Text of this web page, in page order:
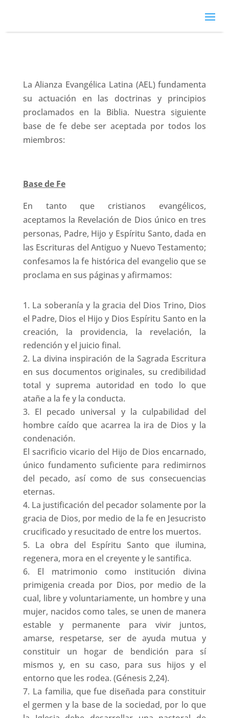
La Alianza Evangélica Latina (AEL) fundamenta
su actuación en las doctrinas y principios
proclamados en la Biblia. Nuestra siguiente
base de fe debe ser aceptada por todos los
miembros:
Base de Fe
En tanto que cristianos evangélicos,
aceptamos la Revelación de Dios único en tres
personas, Padre, Hijo y Espíritu Santo, dada en
las Escrituras del Antiguo y Nuevo Testamento;
confesamos la fe histórica del evangelio que se
proclama en sus páginas y afirmamos:
La soberanía y la gracia del Dios Trino, Dios
el Padre, Dios el Hijo y Dios Espíritu Santo en la
creación, la providencia, la revelación, la
redención y el juicio final.
La divina inspiración de la Sagrada Escritura
en sus documentos originales, su credibilidad
total y suprema autoridad en todo lo que
atañe a la fe y la conducta.
El pecado universal y la culpabilidad del
hombre caído que acarrea la ira de Dios y la
condenación.
El sacrificio vicario del Hijo de Dios encarnado,
único fundamento suficiente para redimirnos
del pecado, así como de sus consecuencias
eternas.
La justificación del pecador solamente por la
gracia de Dios, por medio de la fe en Jesucristo
crucificado y resucitado de entre los muertos.
La obra del Espíritu Santo que ilumina,
regenera, mora en el creyente y le santifica.
El matrimonio como institución divina
primigenia creada por Dios, por medio de la
cual, libre y voluntariamente, un hombre y una
mujer, nacidos como tales, se unen de manera
estable y permanente para vivir juntos,
amarse, respetarse, ser de ayuda mutua y
constituir un hogar de bendición para sí
mismos y, en su caso, para sus hijos y el
entorno que les rodea. (Génesis 2,24).
La familia, que fue diseñada para constituir
el germen y la base de la sociedad, por lo que